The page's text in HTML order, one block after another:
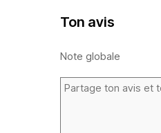
Ton avis
Note globale